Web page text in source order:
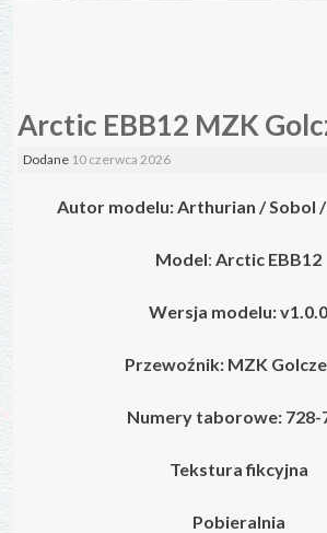
Arctic EBB12 MZK
Dodane 10 czerwca 2026
Autor modelu: Arthurian / Sobol
Model: Arctic EBB12
Wersja modelu: v1.0.0
Przewoźnik: MZK
Numery taborowe: 728-
Tekstura fikcyjna
Pobieralnia